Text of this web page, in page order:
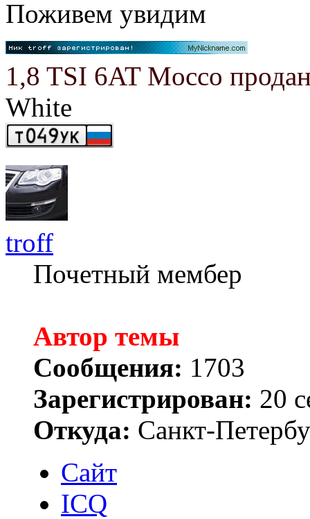
Поживем увидим
1,8 TSI 6AT Mocco
White
troff
Почетный мембер
Автор темы
Сообщения: 1703
Зарегистрирован: 20
Откуда: Санкт-
Сайт
ICQ